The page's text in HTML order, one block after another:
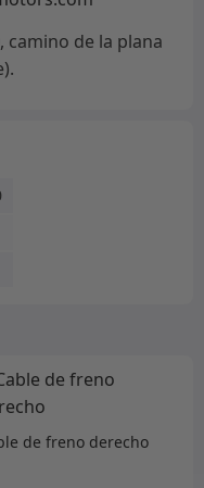
camino de la plana
de freno derecho